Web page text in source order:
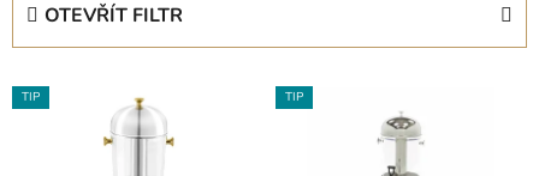
p
OTEVŘÍT FILTR
V
ý
TIP TIP